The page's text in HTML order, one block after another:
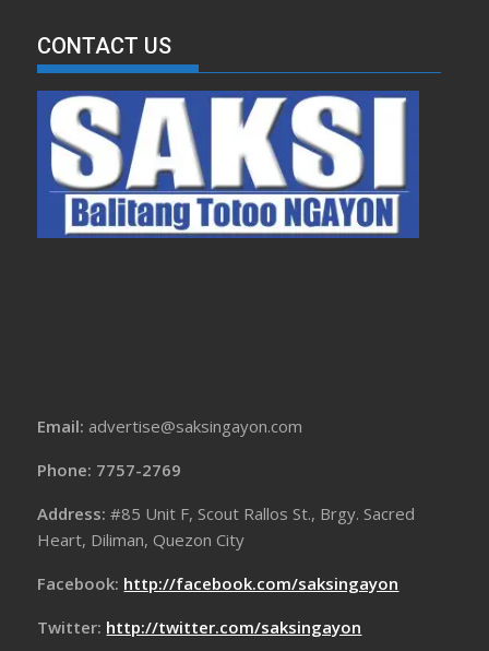
CONTACT US
Email: advertise@saksingayon.com
Phone: 7757-2769
Address:#85 Unit F, Scout Rallos St., Brgy. Sacred
Heart, Diliman, Quezon City
Facebook: http://facebook.com/saksingayon
Twitter: http://twitter.com/saksingayon